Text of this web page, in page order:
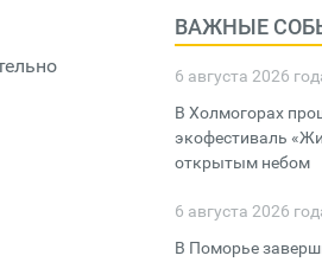
ВАЖНЫЕ
6 августа 2026
В Холмогорах
экофестиваль
открытым небом
6 августа 2026
В Поморье